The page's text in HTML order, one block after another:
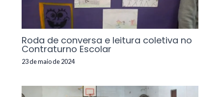
Roda de conversa e leitura coletiva no
Contraturno Escolar
23 de maio de 2024